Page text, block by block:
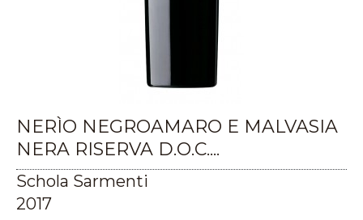
NERÌO NEGROAMARO E MALVASIA
NERA RISERVA D.O.C....
Schola Sarmenti
2017